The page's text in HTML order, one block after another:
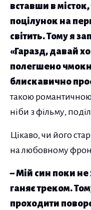
вставши в
поцілунок на
світить. Тому я
«Гаразд, давай
полегшено
блискавично
такою
ніби з фільму,
Цікаво, чи його
на любовному
– Мій син поки
ганяє треком.
проходити